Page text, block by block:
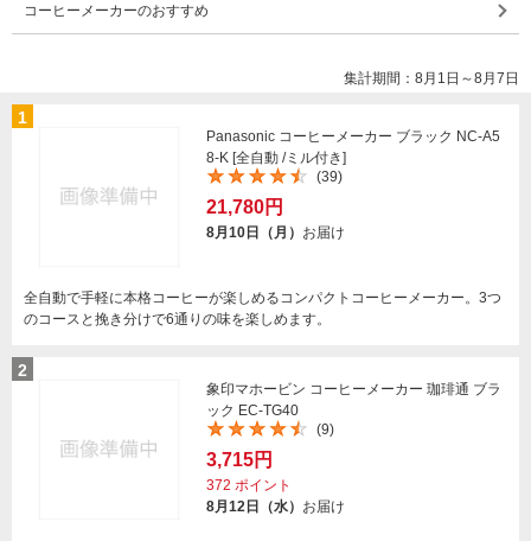
コーヒーメーカーのおすすめ
集計期間：8月1日～8月7日
1
Panasonic コーヒーメーカー ブラック NC-A5
8-K [全自動 /ミル付き]
(39)
21,780円
8月10日（月） お届け
全自動で手軽に本格コーヒーが楽しめるコンパクトコーヒーメーカー。3つ
のコースと挽き分けで6通りの味を楽しめます。
2
象印マホービン コーヒーメーカー 珈琲通 ブラ
ック EC-TG40
(9)
3,715円
372 ポイント
8月12日（水） お届け